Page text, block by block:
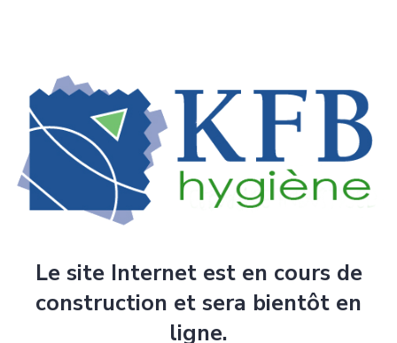
Le site Internet est en cours de
construction et sera bientôt en
ligne.